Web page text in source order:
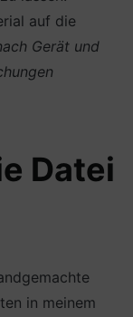
auf die
Gerät und
Datei
in meinem